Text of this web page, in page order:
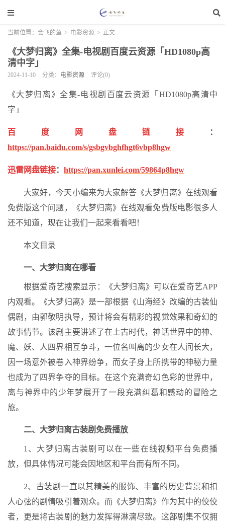
当前位置： 会飞的鱼 > 电影资源 > 正文
《大梦归离》全集-电视剧百度云资源「HD1080p高
清中字」
2024-11-10 分类： 电影资源 评论(0)
《大梦归离》全集-电视剧百度云资源「HD1080p高清中
字」
百度网盘链接
：
https://pan.baidu.com/s/gsbgvbghfhgt6vbp8hgw
迅雷网盘链接： https://pan.xunlei.com/59864p8hgw
大家好，今天小编来为大家解答《大梦归离》在线观看
免费版这个问题，《大梦归离》在线观看免费版电影很多人
还不知道，现在让我们一起来看看吧！
本文目录
一、大梦归离在哪看
根据爱奇艺搜索显示：《大梦归离》可以在爱奇艺APP
内观看。《大梦归离》是一部根据《山海经》改编的古装仙
偶剧，由郭敬明执导，预计将会有精彩的视觉效果和奇幻的
故事情节。该剧主要讲述了在上古时代，神话世界中的神、
魔、妖、人四界相互争斗，一位名叫离的少女在人间长大，
因一场意外被卷入神界纷争，而女子身上所携带的神秘力量
也成为了四界争夺的目标。在这个充满奇幻色彩的世界中，
离与神界中的少年梦展开了一段充满纠葛和感动的冒险之
旅。
二、大梦归离古装剧免费播放
1、大梦归离古装剧可以在一些在线视频平台免费播
放，但具体情况可能会因地区和平台而有所不同。
2、古装剧一直以其精美的服饰、丰富的历史背景和扣
人心弦的剧情吸引着观众。而《大梦归离》作为其中的佼佼
者，更是将古装剧的魅力发挥得淋漓尽致。这部剧集不仅拥